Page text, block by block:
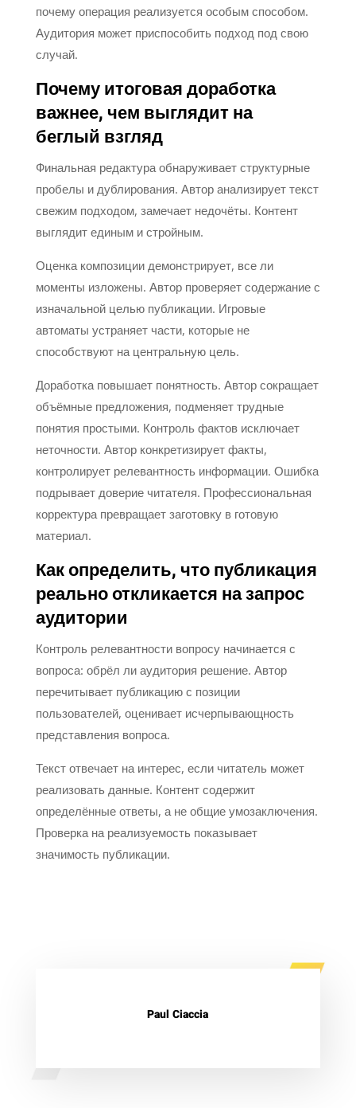
почему операция реализуется особым способом.
Аудитория может приспособить подход под свою
случай.
Почему итоговая доработка
важнее, чем выглядит на
беглый взгляд
Финальная редактура обнаруживает структурные
пробелы и дублирования. Автор анализирует текст
свежим подходом, замечает недочёты. Контент
выглядит единым и стройным.
Оценка композиции демонстрирует, все ли
моменты изложены. Автор проверяет содержание с
изначальной целью публикации. Игровые
автоматы устраняет части, которые не
способствуют на центральную цель.
Доработка повышает понятность. Автор сокращает
объёмные предложения, подменяет трудные
понятия простыми. Контроль фактов исключает
неточности. Автор конкретизирует факты,
контролирует релевантность информации. Ошибка
подрывает доверие читателя. Профессиональная
корректура превращает заготовку в готовую
материал.
Как определить, что публикация
реально откликается на запрос
аудитории
Контроль релевантности вопросу начинается с
вопроса: обрёл ли аудитория решение. Автор
перечитывает публикацию с позиции
пользователей, оценивает исчерпывающность
представления вопроса.
Текст отвечает на интерес, если читатель может
реализовать данные. Контент содержит
определённые ответы, а не общие умозаключения.
Проверка на реализуемость показывает
значимость публикации.
Paul Ciaccia